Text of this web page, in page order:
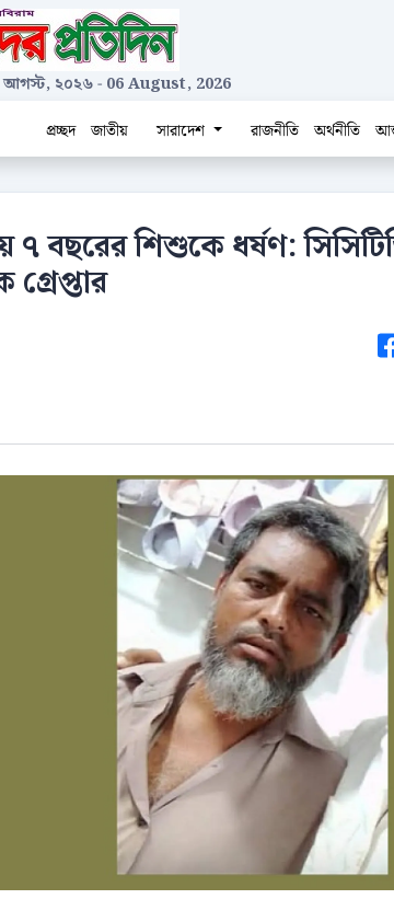
২০২৬- 06 August, 2026
প্রচ্ছদ
জাতীয় সারাদেশ রাজনীতি অর্থনীতি
৭ বছরের শিশুকে ধর্ষণ: